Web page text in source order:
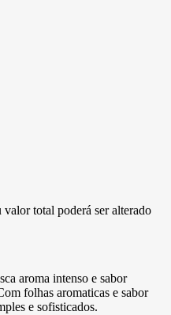
total poderá ser alterado
aroma intenso e sabor
folhas aromaticas e sabor
e sofisticados.